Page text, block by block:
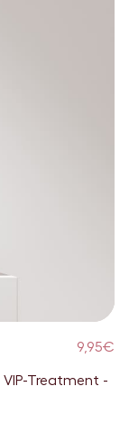
9,95€
Treatment -